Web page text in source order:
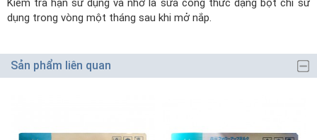
Kiểm tra hạn sử dụng và nhớ là sữa công thức dạng bột chỉ sử
dụng trong vòng một tháng sau khi mở nắp.
Sản phẩm liên quan